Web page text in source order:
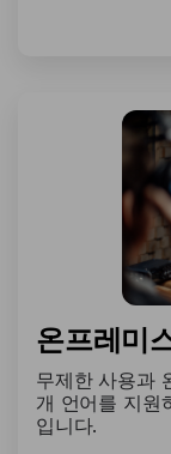
온프레미
무제한 사용과
개 언어를 지원
입니다.